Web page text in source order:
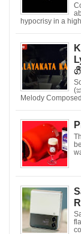
hypocrisy in a
Melody